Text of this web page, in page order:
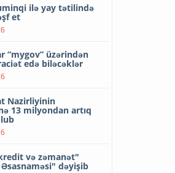
ilə yay tətilində
et
“mygov” üzərindən
edə biləcəklər
Nazirliyinin
13 milyondan artıq
və zəmanət"
dəyişib